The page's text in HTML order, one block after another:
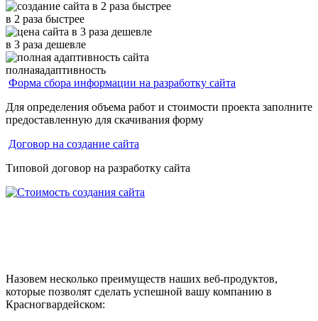
в 2 раза быстрее
в 3 раза дешевле
полнаяадаптивность
Форма сбора информации на разработку сайта
Для определения объема работ и стоимости проекта заполните
предоставленную для скачивания форму
Договор на создание сайта
Типовой договор на разработку сайта
Назовем несколько преимуществ наших веб-продуктов,
которые позволят сделать успешной вашу компанию в
Красногвардейском: